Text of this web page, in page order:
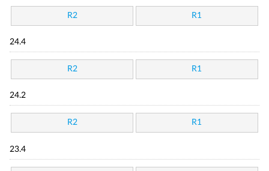
R2 R1
24.4
R2 R1
24.2
R2 R1
23.4